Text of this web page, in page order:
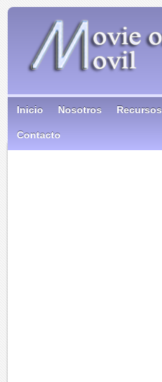
Inicio Nosotros Recursos
Contacto